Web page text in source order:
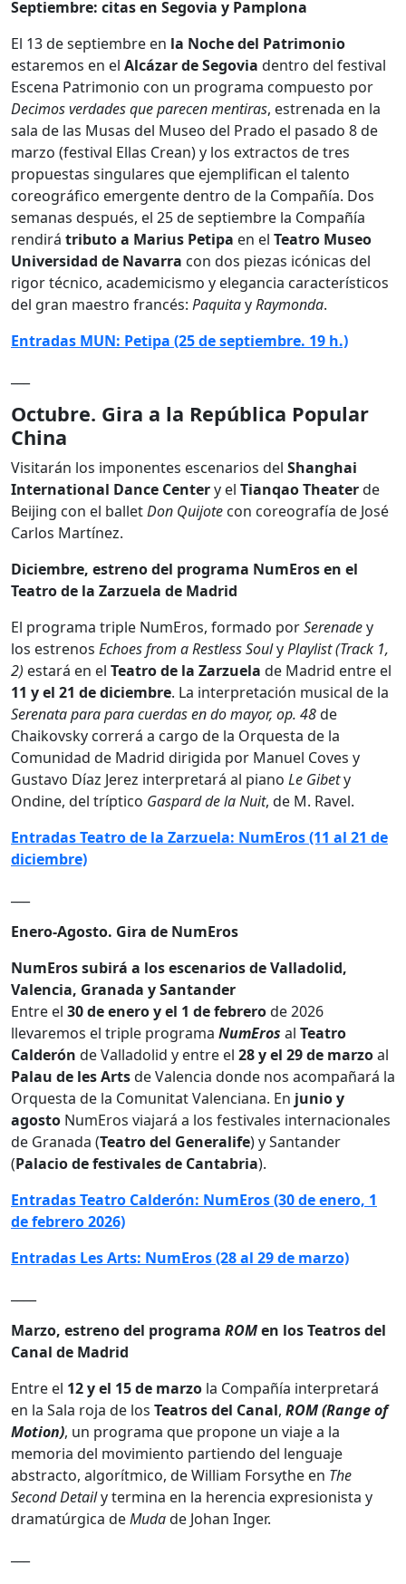
Septiembre: citas en Segovia y Pamplona
El 13 de septiembre en la Nochedel Patrimonio
estaremos en el Alcázar de Segovia dentro del festival
Escena Patrimonio con un programa compuesto por
Decimos verdades que parecen mentiras, estrenada en la
sala de las Musas del Museo del Prado el pasado 8 de
marzo (festival Ellas Crean) y los extractos de tres
propuestas singulares que ejemplifican el talento
coreográfico emergente dentro de la Compañía. Dos
semanas después, el 25 de septiembre la Compañía
rendirá tributo a Marius Petipa en el Teatro Museo
Universidad de Navarra con dos piezas icónicas del
rigor técnico, academicismo y elegancia característicos
del gran maestro francés: PaquitayRaymonda.
Entradas MUN: Petipa (25 de septiembre. 19 h.)
Octubre. Gira a la República Popular
China
Visitarán los imponentes escenarios del Shanghai
International Dance Centery el Tianqao Theaterde
Beijing con el balletDon Quijote con coreografía de José
Carlos Martínez.
Diciembre, estreno del programa NumEros en el
Teatro de la Zarzuela de Madrid
El programa triple NumEros, formado porSerenadey
los estrenos Echoes from a Restless SoulyPlaylist (Track 1,
2) estará en el Teatro de la Zarzuela de Madrid entre el
11 y el 21 de diciembre. La interpretación musical de la
Serenatapara para cuerdas en do mayor, op. 48de
Chaikovsky correrá a cargo de la Orquesta de la
Comunidad de Madrid dirigida por Manuel Coves y
Gustavo Díaz Jerez interpretará al piano Le Gibety
Ondine, del tríptico Gaspard de la Nuit, de M. Ravel.
Entradas Teatro de la Zarzuela: NumEros (11 al 21 de
diciembre)
Enero-Agosto. Gira de NumEros
NumEros subirá a los escenarios de Valladolid,
Valencia, Granada y Santander
Entre el 30 de enero y el 1 de febrerode 2026
llevaremos el triple programa NumEros al Teatro
Calderón de Valladolid y entre el 28 y el 29 de marzoal
Palau de les Artsde Valencia donde nos acompañará la
Orquesta de la Comunitat Valenciana. En junio y
agosto NumEros viajará a los festivales internacionales
de Granada (Teatro del Generalife) y Santander
(Palacio de festivales de Cantabria).
Entradas Teatro Calderón: NumEros (30 de enero, 1
de febrero 2026)
Entradas Les Arts: NumEros (28 al 29 de marzo)
Marzo, estreno del programa ROMen los Teatros del
Canal de Madrid
Entre el 12 y el 15 de marzo la Compañía interpretará
en la Sala roja de los Teatros del Canal, ROM (Range of
Motion), un programa que propone un viaje a la
memoria del movimiento partiendo del lenguaje
abstracto, algorítmico, de William Forsythe en The
Second Detaily termina en la herencia expresionista y
dramatúrgica deMudade Johan Inger.